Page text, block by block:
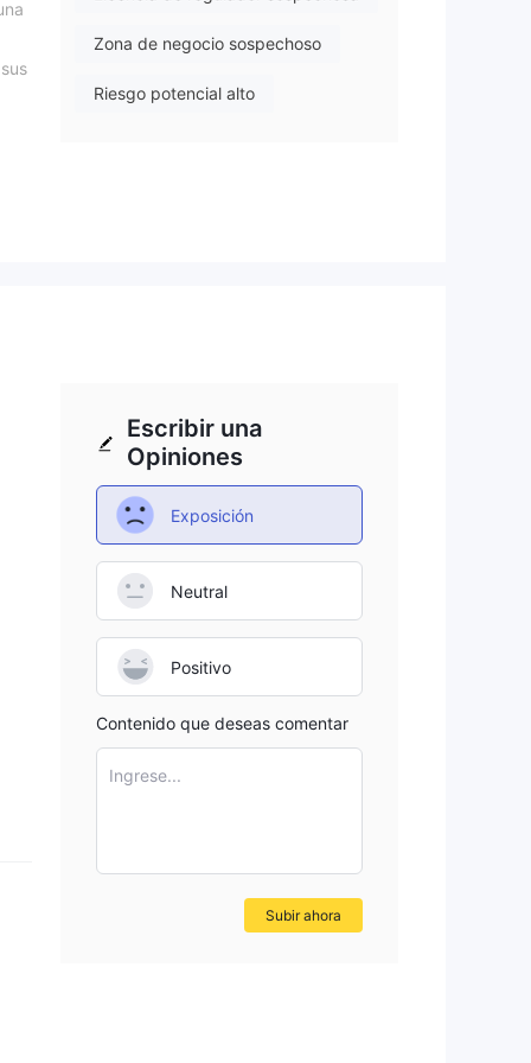
y
Zona de negocio sospechoso
Riesgo potencial alto
Escribir una
Opiniones
Exposición
Neutral
Positivo
Contenido que deseas comentar
Ingrese...
Subir ahora